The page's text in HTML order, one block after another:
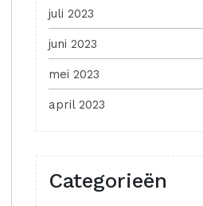
juli 2023
juni 2023
mei 2023
april 2023
Categorieën